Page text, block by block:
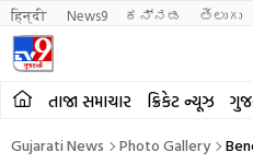
हिन्दी News9 ಕನ್ನಡ తెలుగు
તાજા સમાચાર ક્રિકેટ ન્યૂઝ
Gujarati News Photo Gallery